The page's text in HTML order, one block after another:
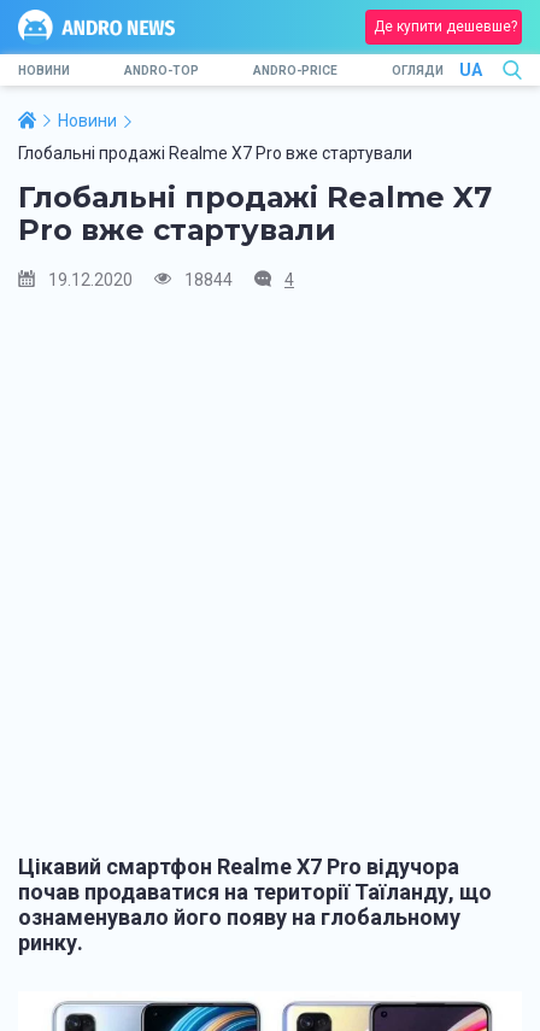
Де купити дешевше?
НОВИНИ ANDRO-TOP ANDRO-PRICE ОГЛЯДИ UA
Новини
Глобальні продажі Realme X7 Pro вже стартували
Глобальні продажі Realme X7
Pro вже стартували
19.12.2020 18844 4
Цікавий смартфон Realme X7 Pro відучора
почав продаватися на території Таїланду, що
ознаменувало його появу на глобальному
ринку.